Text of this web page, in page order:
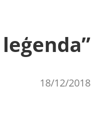
18/12/2018